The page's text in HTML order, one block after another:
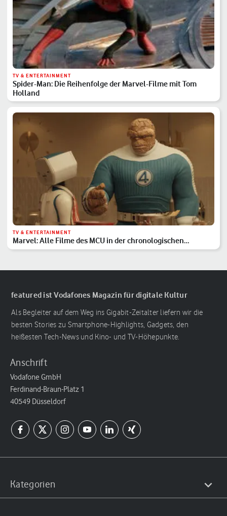
TV & ENTERTAINMENT
Spider-Man: Die Reihenfolge der Marvel-Filme mit Tom
Holland
TV & ENTERTAINMENT
Marvel: Alle Filme des MCU in der chronologischen
Reihenfolge
featured ist Vodafones Magazin für digitale Kultur
Als Begleiter auf dem Weg ins Gigabit-Zeitalter liefern wir die
besten Stories zu Smartphone-Highlights, Gadgets, den
heißesten Tech-News und Kino- und TV-Höhepunkte.
Anschrift
Vodafone GmbH
Ferdinand-Braun-Platz 1
40549 Düsseldorf
Kategorien